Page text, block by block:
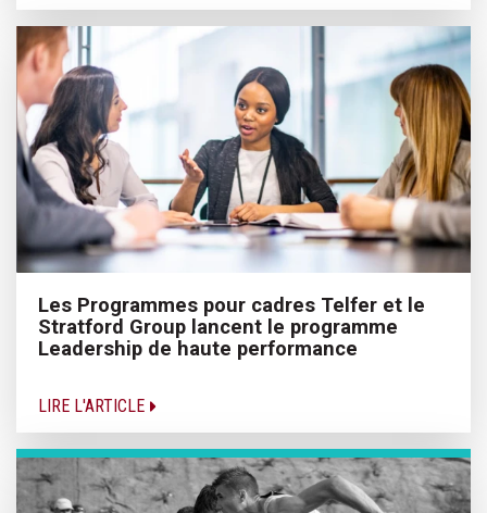
Les Programmes pour cadres Telfer et le
Stratford Group lancent le programme
Leadership de haute performance
LIRE L'ARTICLE